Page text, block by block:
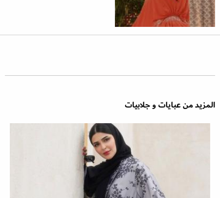
المزيد من عبايات و جلابيات